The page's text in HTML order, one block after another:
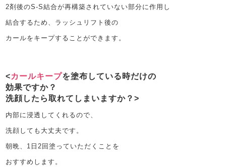
2剤後のS-S結合が再構築されていない部分に作用し
結合するため、ラッシュリフト後の
カールをキープすることができます。
カールキープを塗布している時だけの
効果ですか？
洗顔したら取れてしまいますか？
内部に浸透してくれるので、
洗顔しても大丈夫です。
朝晩、1日2回塗っていただくことを
おすすめします。